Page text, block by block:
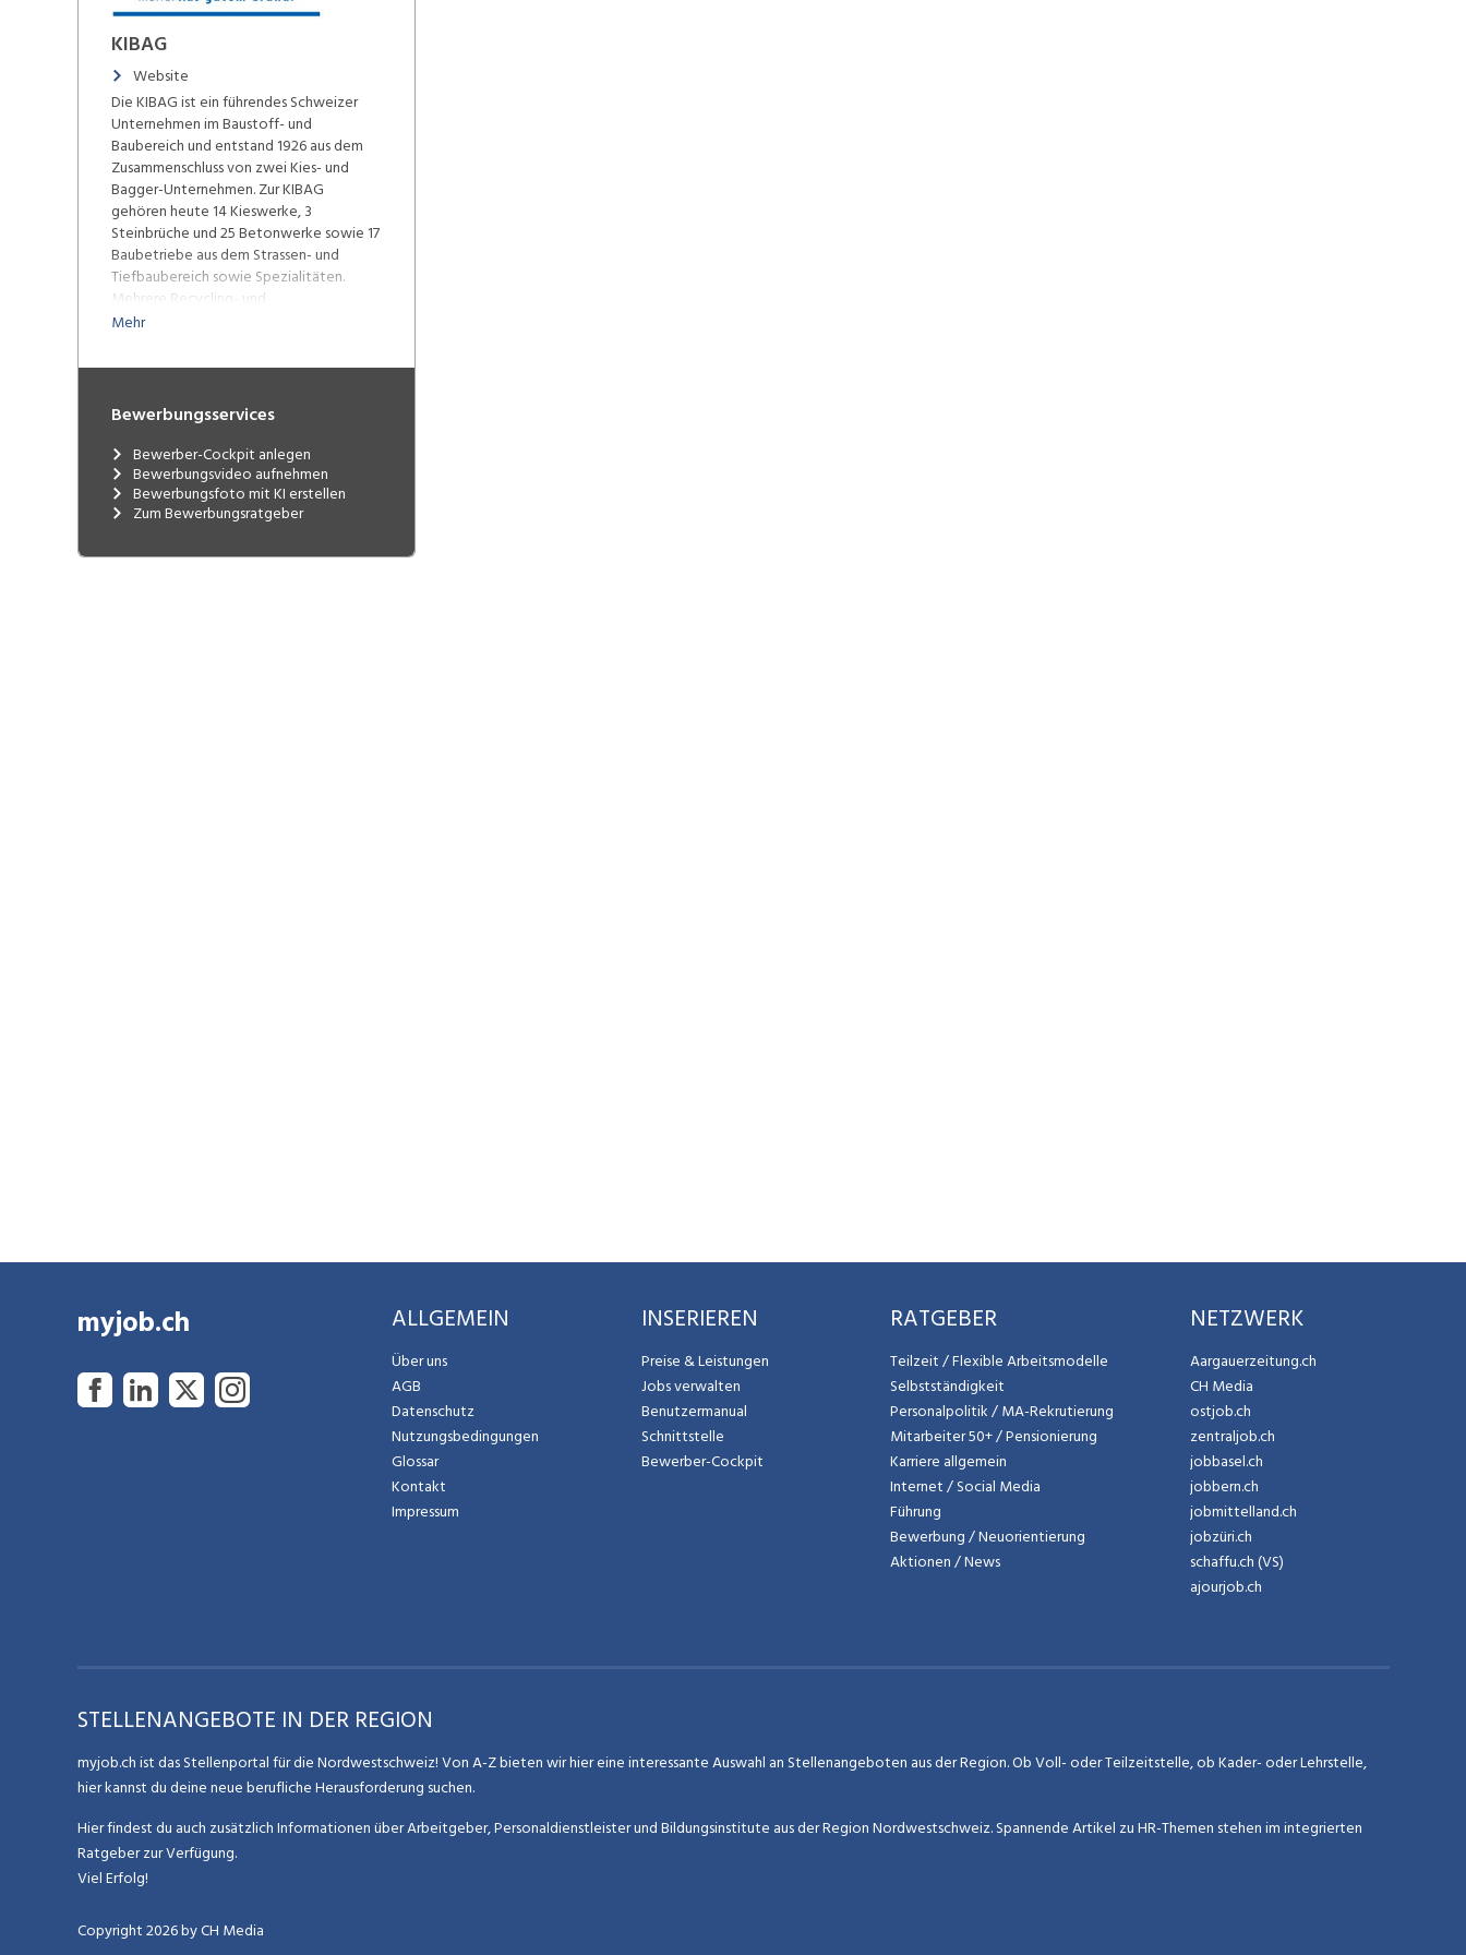
KIBAG
Website
Die KIBAG ist ein führendes Schweizer
Unternehmen im Baustoff- und
Baubereich und entstand 1926 aus dem
Zusammenschluss von zwei Kies- und
Bagger-Unternehmen. Zur KIBAG
gehören heute 14 Kieswerke, 3
Steinbrüche und 25 Betonwerke sowie 17
Baubetriebe aus dem Strassen- und
Tiefbaubereich sowie Spezialitäten.
Mehrere Recycling- und
Entsorgungsunternehmen sowie
runden das Bild ab. Insgesamt beschäftigt
Mitarbeitende schwergewichtig in den
drei Geschäftsbereichen Baustoffe,
Bauleistungen sowie Umwelt und
Entsorgung. Alle Betriebe zusammen
bilden ein starkes Team, welches in der
Schweizer Baubranche für Know-how,
Zuverlässigkeit steht.
Mehr
Bewerbungsservices
Bewerber-Cockpit anlegen
Bewerbungsvideo aufnehmen
Bewerbungsfoto mit KI erstellen
Zum Bewerbungsratgeber
myjob.ch ALLGEMEIN
Über uns
AGB
Datenschutz
Nutzungsbedingungen
Glossar
Kontakt
Impressum
INSERIEREN
Preise & Leistungen
Jobs verwalten
Benutzermanual
Schnittstelle
Bewerber-Cockpit
RATGEBER
Teilzeit / Flexible Arbeitsmodelle
Selbstständigkeit
Personalpolitik / MA-Rekrutierung
Mitarbeiter 50+ / Pensionierung
Karriere allgemein
Internet / Social Media
Führung
Bewerbung / Neuorientierung
Aktionen / News
NETZWERK
Aargauerzeitung.ch
CH Media
ostjob.ch
zentraljob.ch
jobbasel.ch
jobbern.ch
jobmittelland.ch
jobzüri.ch
schaffu.ch (VS)
ajourjob.ch
STELLENANGEBOTE IN DER REGION
myjob.ch ist das Stellenportal für die Nordwestschweiz! Von A-Z bieten wir hier eine interessante Auswahl an Stellenangeboten aus der Region. Ob Voll- oder Teilzeitstelle, ob Kader- oder Lehrstelle,
hier kannst du deine neue berufliche Herausforderung suchen.
Hier findest du auch zusätzlich Informationen über Arbeitgeber, Personaldienstleister und Bildungsinstitute aus der Region Nordwestschweiz. Spannende Artikel zu HR-Themen stehen im integrierten
Ratgeber zur Verfügung.
Viel Erfolg!
Copyright2026by CH Media